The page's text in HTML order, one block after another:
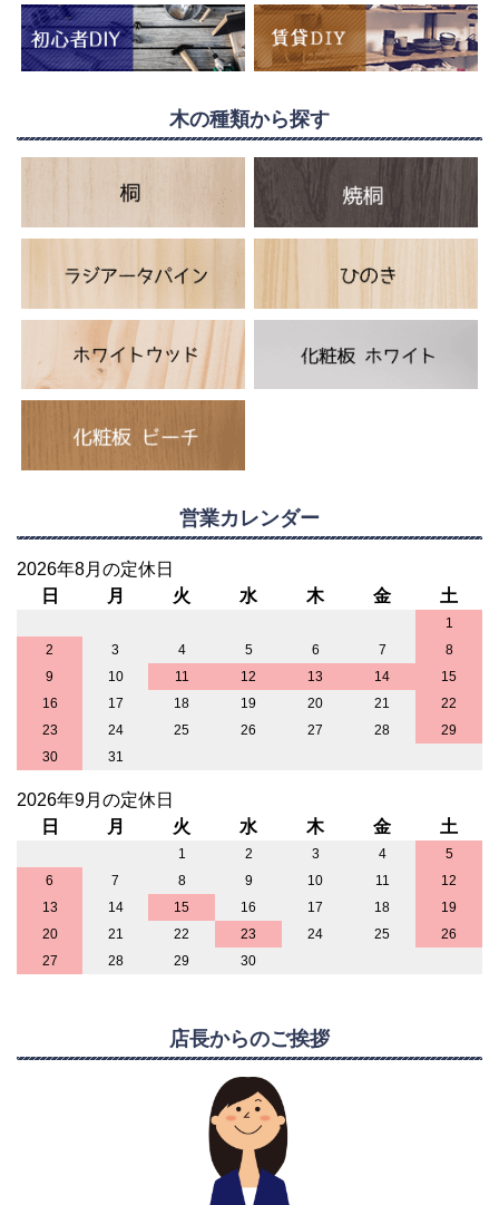
木の種類から探す
営業カレンダー
2026年8月の定休日
日
月 火 水 木 金 土
1
2
3 4 5 6 7
8
9
10 11 12 13 14
15
16
17 18 19 20 21
22
23
24 25 26 27 28
29
30
31
2026年9月の定休日
日
月 火 水 木 金 土
1 2 3 4
5
6
7 8 9 10 11
12
13
14 15 16 17 18
19
20
21 22 23 24 25
26
27
28 29 30
店長からのご挨拶